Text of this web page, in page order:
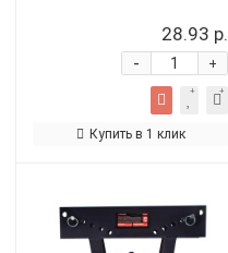
28.93 р.
+
-
Купить в 1 клик